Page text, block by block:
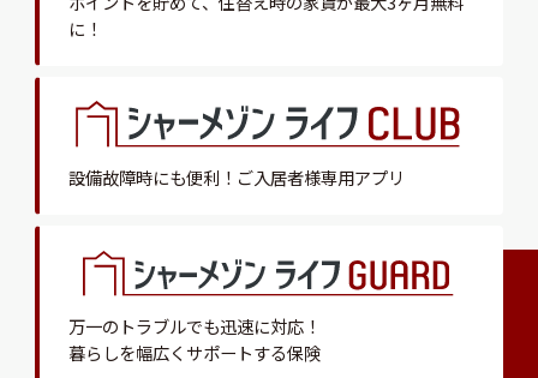
に！
設備故障時にも便利！ ご入居者様専用アプリ
万一のトラブルでも迅速に対応！
暮らしを幅広くサポートする保険